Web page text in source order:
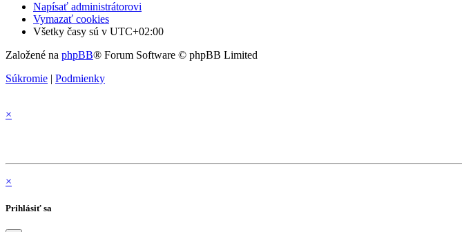
Napísať administrátorovi
Vymazať cookies
Všetky časy sú v UTC+02:00
Založené na phpBB® Forum Software © phpBB Limited
Súkromie | Podmienky
×
×
Prihlásiť sa